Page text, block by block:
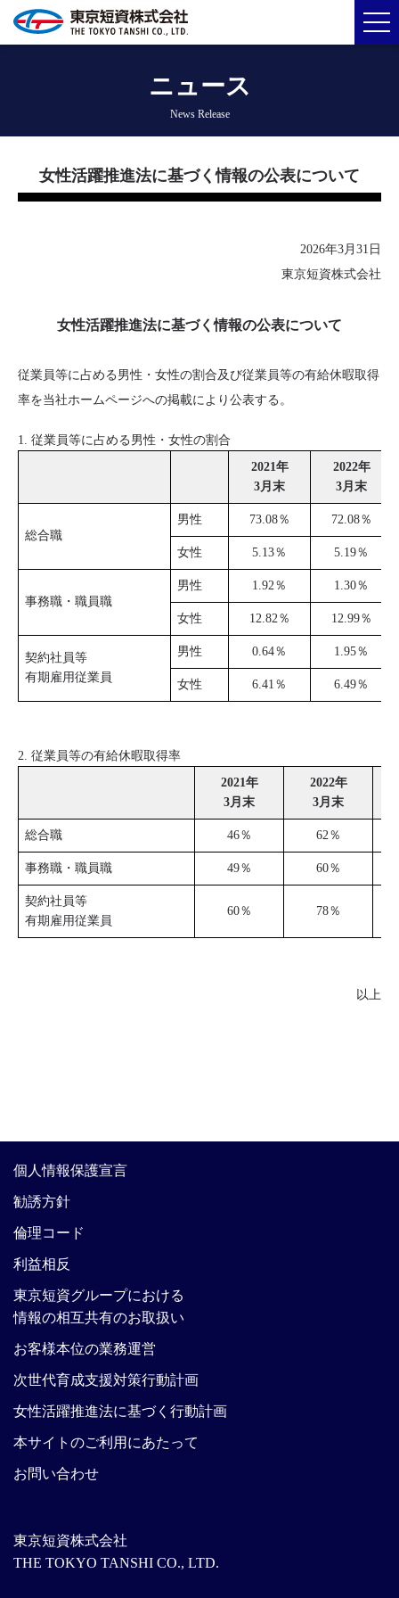
ニュース
News Release
女性活躍推進法に基づく情報の公表について
2026年3月31日
東京短資株式会社
女性活躍推進法に基づく情報の公表について
従業員等に占める男性・女性の割合及び従業員等の有給休暇取得
率を当社ホームページへの掲載により公表する。
1. 従業員等に占める男性・女性の割合
2021年
3月末
2022年
3月末
総合職
男性 73.08％ 72.08％
女性 5.13％ 5.19％
事務職・職員職
男性 1.92％ 1.30％
女性 12.82％ 12.99％
契約社員等
有期雇用従業員
男性 0.64％ 1.95％
女性 6.41％ 6.49％
2. 従業員等の有給休暇取得率
2021年
3月末
2022年
3月末
総合職 46％ 62％
事務職・職員職 49％ 60％
契約社員等
有期雇用従業員
60％ 78％
以上
東京短資株式会社
THE TOKYO TANSHI CO., LTD.
個人情報保護宣言
勧誘方針
倫理コード
利益相反
東京短資グループにおける
情報の相互共有のお取扱い
お客様本位の業務運営
次世代育成支援対策行動計画
女性活躍推進法に基づく行動計画
本サイトのご利用にあたって
お問い合わせ